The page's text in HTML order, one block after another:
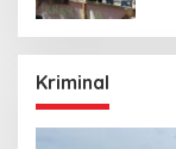
Kriminal